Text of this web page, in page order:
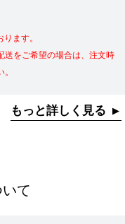
ます。
をご希望の場合は、注文時
もっと詳しく見る
て